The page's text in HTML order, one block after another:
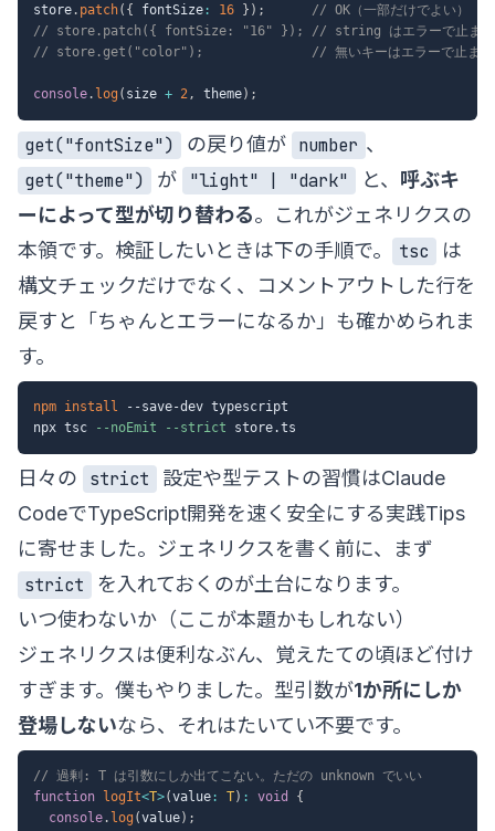
store. patch( { fontSize : 16 } ) ;
// OK（一部だけでよい）
// store.patch({ fontSize: "16" }); // string はエラーで止まる
// store.get("color");              // 無いキーはエラーで止まる
console. log ( size + 2, theme) ;
get("fontSize") の戻り値が number 、
get("theme")
が "light" | "dark" と、 呼ぶキ
ーによって型が切り替わる。これがジェネリクスの
本領です。検証したいときは下の手順で。
tsc
は
構文チェックだけでなく、コメントアウトした行を
戻すと「ちゃんとエラーになるか」も確かめられま
す。
npm install --save-dev typescript
npx tsc
--noEmit --strict
日々の strict 設定や型テストの習慣はClaude
CodeでTypeScript開発を速く安全にする実践Tips
に寄せました。ジェネリクスを書く前に、まず
strict
を入れておくのが土台になります。
いつ使わないか（ここが本題かもしれない）
ジェネリクスは便利なぶん、覚えたての頃ほど付け
すぎます。僕もやりました。型引数が1か所にしか
登場しないなら、それはたいてい不要です。
// 過剰: T は引数にしか出てこない。ただの unknown でいい
function
logIt<T>(value : T) : void
{
console. log (value) ;